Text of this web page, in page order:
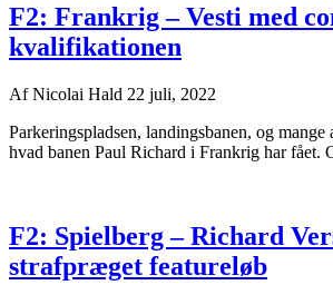
F2: Frankrig – Vesti med
kvalifikationen
AfNicolai Hald 22 juli, 2022
Parkeringspladsen, landingsbanen, og mange
hvad banen Paul Richard i Frankrig har fået.
F2: Spielberg – Richard
strafpræget featureløb